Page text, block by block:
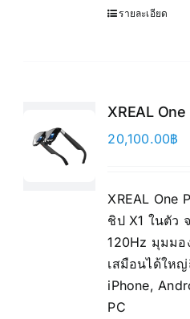
รายละเอียด
XREAL One
20,100.00฿
XREAL One
ชิป X1 ในตัว
120Hz มุมมอ
เสมือนได้ใหญ่
iPhone,
PC